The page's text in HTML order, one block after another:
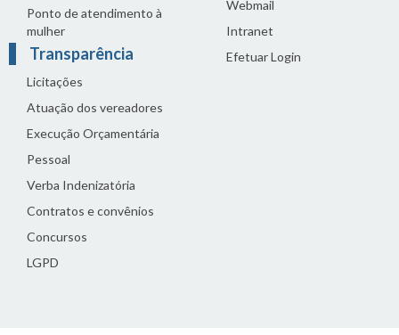
Ponto de atendimento à
mulher
Transparência
Licitações
Atuação dos vereadores
Execução Orçamentária
Pessoal
Verba Indenizatória
Contratos e convênios
Concursos
LGPD
Webmail
Intranet
Efetuar Login